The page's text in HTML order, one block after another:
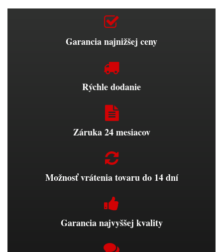
Garancia najnižšej ceny
Rýchle dodanie
Záruka 24 mesiacov
Možnosť vrátenia tovaru do 14 dní
Garancia najvyššej kvality